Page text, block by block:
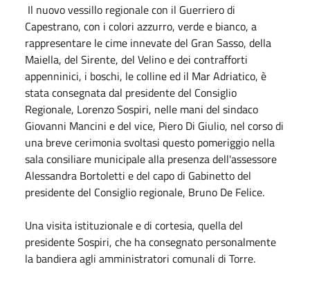
Il nuovo vessillo regionale con il Guerriero di
Capestrano, con i colori azzurro, verde e bianco, a
rappresentare le cime innevate del Gran Sasso, della
Maiella, del Sirente, del Velino e dei contrafforti
appenninici, i boschi, le colline ed il Mar Adriatico, è
stata consegnata dal presidente del Consiglio
Regionale, Lorenzo Sospiri, nelle mani del sindaco
Giovanni Mancini e del vice, Piero Di Giulio, nel corso di
una breve cerimonia svoltasi questo pomeriggio nella
sala consiliare municipale alla presenza dell'assessore
Alessandra Bortoletti e del capo di Gabinetto del
presidente del Consiglio regionale, Bruno De Felice.
Una visita istituzionale e di cortesia, quella del
presidente Sospiri, che ha consegnato personalmente
la bandiera agli amministratori comunali di Torre.